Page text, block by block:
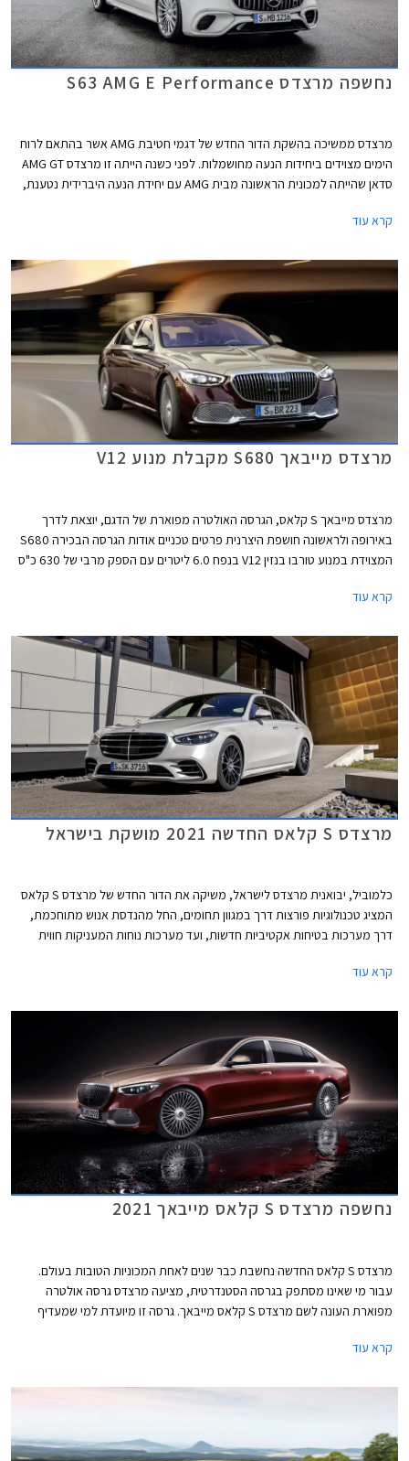
נחשפה מרצדס S63 AMG E Performance
מרצדס ממשיכה בהשקת הדור החדש של דגמי חטיבת AMG אשר בהתאם לרוח
הימים מצוידים ביחידות הנעה מחושמלות. לפני כשנה הייתה זו מרצדס AMG GT
סדאן שהייתה למכונית הראשונה מבית AMG עם יחידת הנעה היברידית נטענת,
של ספינת הדגל מרצדס S63 AMG E Performance.
קרא עוד
מרצדס מייבאך S680 מקבלת מנוע V12
מרצדס מייבאך S קלאס, הגרסה האולטרה מפוארת של הדגם, יוצאת לדרך
באירופה ולראשונה חושפת היצרנית פרטים טכניים אודות הגרסה הבכירה S680
המצוידת במנוע טורבו בנזין V12 בנפח 6.0 ליטרים עם הספק מרבי של 630 כ"ס
קרא עוד
מרצדס S קלאס החדשה 2021 מושקת בישראל
כלמוביל, יבואנית מרצדס לישראל, משיקה את הדור החדש של מרצדס S קלאס
המציג טכנולוגיות פורצות דרך במגוון תחומים, החל מהנדסת אנוש מתוחכמת,
דרך מערכות בטיחות אקטיביות חדשות, ועד מערכות נוחות המעניקות חווית
קרא עוד
נחשפה מרצדס S קלאס מייבאך 2021
מרצדס S קלאס החדשה נחשבת כבר שנים לאחת המכוניות הטובות בעולם.
עבור מי שאינו מסתפק בגרסה הסטנדרטית, מציעה מרצדס גרסה אולטרה
מפוארת העונה לשם מרצדס S קלאס מייבאך. גרסה זו מיועדת למי שמעדיף
קרא עוד